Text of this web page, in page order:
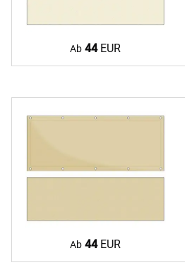
Ab 44EUR
Ab 44EUR